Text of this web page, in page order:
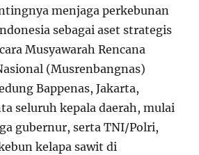
menjaga perkebunan
sebagai aset strategis
Musyawarah Rencana
(Musrenbangnas)
Bappenas, Jakarta,
seluruh kepala daerah, mulai
gubernur, serta TNI/Polri,
kelapa sawit di